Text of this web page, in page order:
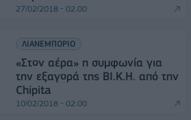
27/02/2018 - 02:00
ΛΙΑΝΕΜΠΟΡΙΟ
«Στον αέρα» η συμφωνία για
την εξαγορά της ΒΙ.Κ.Η. από την
Chipita
10/02/2018 - 02:00